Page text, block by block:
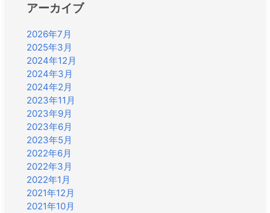
アーカイブ
2026年7月
2025年3月
2024年12月
2024年3月
2024年2月
2023年11月
2023年9月
2023年6月
2023年5月
2022年6月
2022年3月
2022年1月
2021年12月
2021年10月